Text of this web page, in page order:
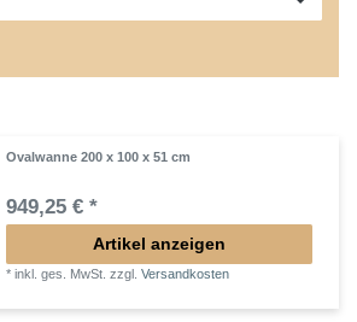
Ovalwanne 200 x 100 x 51 cm
949,25 € *
Artikel anzeigen
*inkl. ges. MwSt. zzgl.Versandkosten